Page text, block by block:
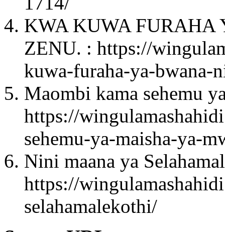
KWA KUWA FURAHA
ZENU. : https://
kuwa-furaha-ya-bwana-
Maombi kama sehemu
https://
sehemu-ya-maisha-ya-
Nini maana ya
https://
selahamalekothi/